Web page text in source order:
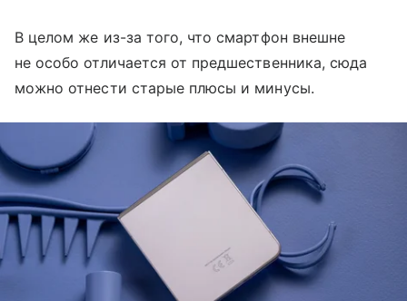
В целом же из-за того, что смартфон внешне
не особо отличается от предшественника, сюда
можно отнести старые плюсы и минусы.